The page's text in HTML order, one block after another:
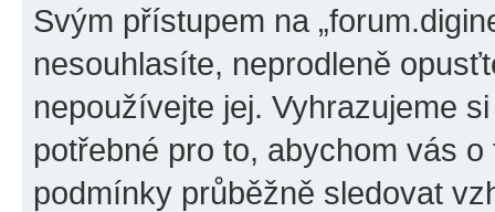
Svým přístupem na
nesouhlasíte, neprodleně
nepoužívejte jej. Vyhrazujeme
potřebné pro to, abychom vás
podmínky průběžně sledovat